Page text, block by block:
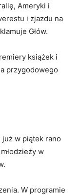
Ameryki i
i zjazdu na
Głów.
książek i
przygodowego
w piątek rano
w
W programie